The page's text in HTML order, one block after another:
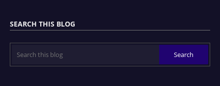
SEARCH THIS BLOG